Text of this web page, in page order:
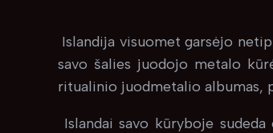
Islandija visuomet garsėjo
savo šalies juodojo metalo
ritualinio juodmetalio albumas,
Islandai savo kūryboje